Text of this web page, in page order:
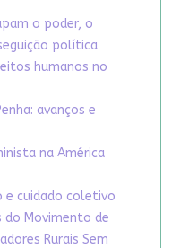
o poder, o
política
humanos no
avanços e
na América
e cuidado coletivo
do Movimento de
Rurais Sem